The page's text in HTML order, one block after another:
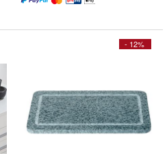
- 12%